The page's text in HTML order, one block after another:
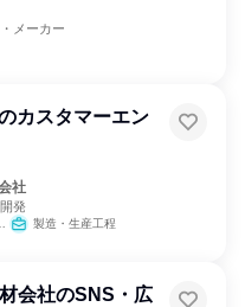
メーカー
カスタマーエン
社
発
製造・生産工程
会社のSNS・広